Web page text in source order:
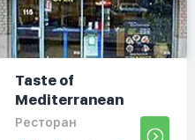
Taste of
Mediterranean
Ресторан